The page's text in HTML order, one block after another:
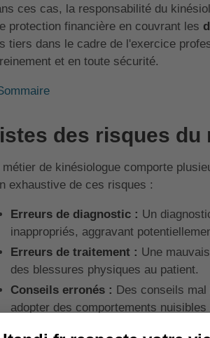
ces cas, la responsabilité du
protection financière en couvrant les
tiers dans le cadre de l'exercice
et en toute sécurité.
des risques du
métier de kinésiologue comporte
exhaustive de ces risques :
Erreurs de diagnostic : Un
inappropriés, aggravant
Erreurs de traitement : Une
des blessures physiques au patient.
Conseils erronés : Des conseils
adopter des comportements nuisibles
Les